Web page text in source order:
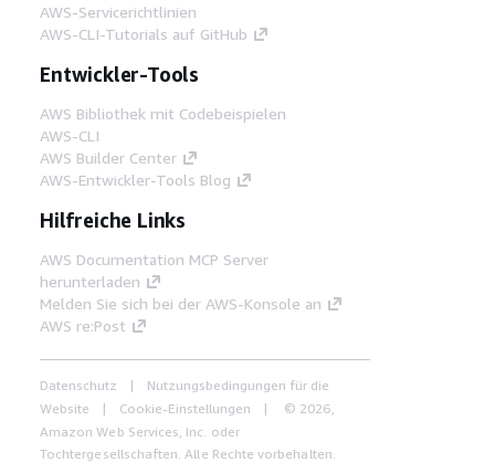
AWS-Servicerichtlinien
AWS-CLI-Tutorials auf GitHub
Entwickler-Tools
AWS Bibliothek mit Codebeispielen
AWS-CLI
AWS Builder Center
AWS-Entwickler-Tools Blog
Hilfreiche Links
AWS Documentation MCP Server
herunterladen
Melden Sie sich bei der AWS-Konsole an
AWS re:Post
Datenschutz
Nutzungsbedingungen für die
Website
Cookie-Einstellungen
© 2026,
Amazon Web Services, Inc. oder
Tochtergesellschaften. Alle Rechte vorbehalten.